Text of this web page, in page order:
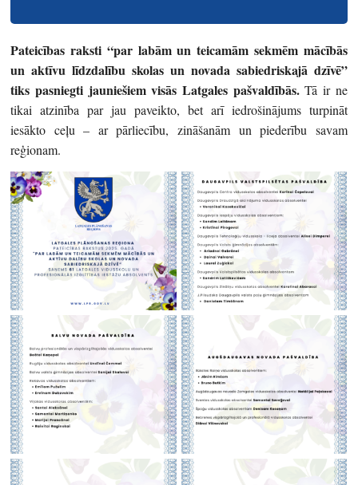
Pateicības raksti “par labām un teicamām sekmēm mācībās
un aktīvu līdzdalību skolas un novada sabiedriskajā dzīvē”
tiks pasniegti jauniešiem visās Latgales pašvaldībās.Tā ir ne
tikai atzinība par jau paveikto, bet arī iedrošinājums turpināt
iesākto ceļu – ar pārliecību, zināšanām un piederību savam
reģionam.